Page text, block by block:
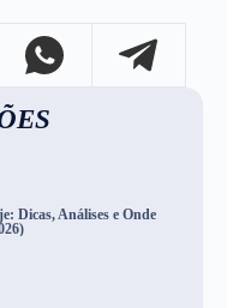
Dicas, Análises e Onde